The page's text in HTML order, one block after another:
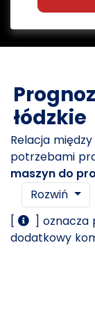
łódzkie
Relacja
potrzebami
maszyn do
Rozwiń
[
] oznacza
dodatkowy